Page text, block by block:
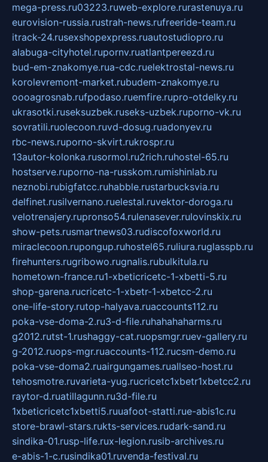
mega-press.ru03223.ruweb-explore.rurastenuya.ru
eurovision-russia.rustrah-news.rufreeride-team.ru
itrack-24.rusexshopexpress.ruautostudiopro.ru
alabuga-cityhotel.rupornv.ruatlantpereezd.ru
bud-em-znakomye.rua-cdc.ruelektrostal-news.ru
korolevremont-market.rubudem-znakomye.ru
oooagrosnab.rufpodaso.ruemfire.rupro-otdelky.ru
ukrasotki.ruseksuzbek.ruseks-uzbek.ruporno-vk.ru
sovratili.ruolecoon.ruvd-dosug.ruadonyev.ru
rbc-news.ruporno-skvirt.rukrospr.ru
13autor-kolonka.rusormol.ru2rich.ruhostel-65.ru
hostserve.ruporno-na-russkom.rumishinlab.ru
neznobi.rubigfatcc.ruhabble.rustarbucksvia.ru
delfinet.rusilvernano.ruelestal.ruvektor-doroga.ru
velotrenajery.rupronso54.rulenasever.rulovinskix.ru
show-pets.rusmartnews03.rudiscofoxworld.ru
miraclecoon.rupongup.ruhostel65.ruliura.ruglasspb.ru
firehunters.rugribowo.rugnalis.rubulkitula.ru
hometown-france.ru1-xbeticricetc-1-xbetti-5.ru
shop-garena.rucricetc-1-xbetr-1-xbetcc-2.ru
one-life-story.rutop-halyava.ruaccounts112.ru
poka-vse-doma-2.ru3-d-file.ruhahahaharms.ru
g2012.rutst-1.rushaggy-cat.ruopsmgr.ruev-gallery.ru
g-2012.ruops-mgr.ruaccounts-112.rucsm-demo.ru
poka-vse-doma2.ruairgungames.ruallseo-host.ru
tehosmotre.ruvarieta-yug.rucricetc1xbetr1xbetcc2.ru
raytor-d.ruatillagunn.ru3d-file.ru
1xbeticricetc1xbetti5.ruuafoot-statti.rue-abis1c.ru
store-brawl-stars.rukts-services.rudark-sand.ru
sindika-01.rusp-life.rux-legion.rusib-archives.ru
e-abis-1-c.rusindika01.ruvenda-festival.ru